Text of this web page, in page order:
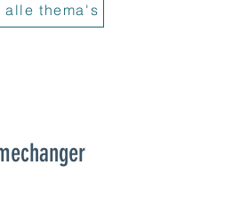
alle thema's